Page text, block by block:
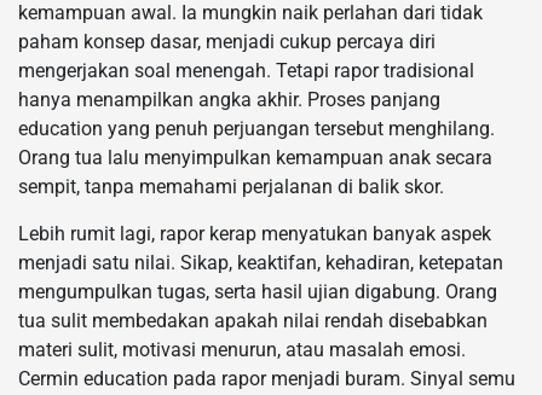
kemampuan awal. Ia mungkin naik perlahan dari tidak
paham konsep dasar, menjadi cukup percaya diri
mengerjakan soal menengah. Tetapi rapor tradisional
hanya menampilkan angka akhir. Proses panjang
education yang penuh perjuangan tersebut menghilang.
Orang tua lalu menyimpulkan kemampuan anak secara
sempit, tanpa memahami perjalanan di balik skor.
Lebih rumit lagi, rapor kerap menyatukan banyak aspek
menjadi satu nilai. Sikap, keaktifan, kehadiran, ketepatan
mengumpulkan tugas, serta hasil ujian digabung. Orang
tua sulit membedakan apakah nilai rendah disebabkan
materi sulit, motivasi menurun, atau masalah emosi.
Cermin education pada rapor menjadi buram. Sinyal semu